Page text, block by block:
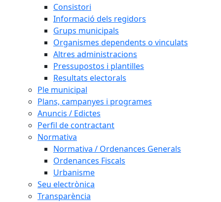
Consistori
Informació dels regidors
Grups municipals
Organismes dependents o vinculats
Altres administracions
Pressupostos i plantilles
Resultats electorals
Ple municipal
Plans, campanyes i programes
Anuncis / Edictes
Perfil de contractant
Normativa
Normativa / Ordenances Generals
Ordenances Fiscals
Urbanisme
Seu electrònica
Transparència